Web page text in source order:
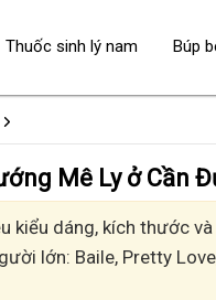
Mê Ly ở Cần
dáng, kích thước
lớn: Baile, Pretty
Thuốc sinh lý nam Búp